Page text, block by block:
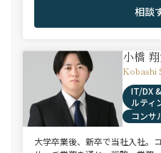
相談
小橋
Kobashi
IT/DX
ルティ
コンサ
大学卒業後、新卒で当社入社。